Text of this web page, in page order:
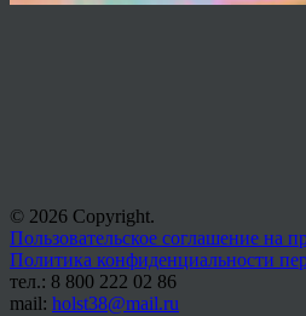
© 2026 Copyright.
Пользовательское соглашение на
Политика конфиденциальности
тел.: 8 800 222 02 86
mail: holst38@mail.ru